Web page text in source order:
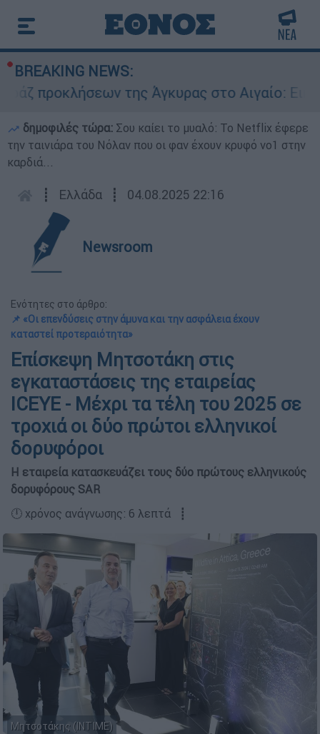
BREAKING NEWS:
της Άγκυρας στο Αιγαίο: Εικονική
δημοφιλές τώρα: Σου καίει το μυαλό: Το Netflix έφερε
την ταινιάρα του Νόλαν που οι φαν έχουν κρυφό νο1 στην
καρδιά...
┋ Ελλάδα ┋ 04.08.2025 22:16
Newsroom
Ενότητες στο άρθρο:
📌 «Οι επενδύσεις στην άμυνα και την ασφάλεια έχουν
καταστεί προτεραιότητα»
Επίσκεψη Μητσοτάκη στις
εγκαταστάσεις της εταιρείας
ICEYE - Mέχρι τα τέλη του 2025 σε
τροχιά οι δύο πρώτοι ελληνικοί
δορυφόροι
Η εταιρεία κατασκευάζει τους δύο πρώτους ελληνικούς
δορυφόρους SAR
🕛 χρόνος ανάγνωσης: 6 λεπτά ┋
Μητσοτάκης (INTIME)